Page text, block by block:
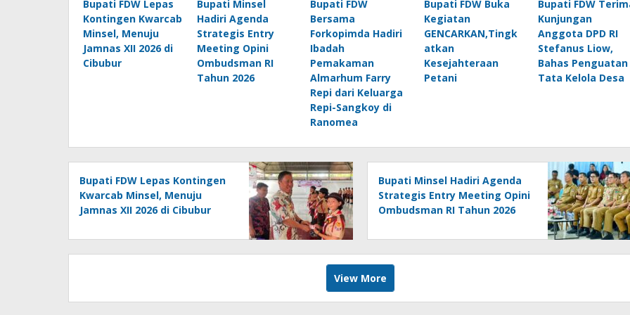
Bupati FDW Lepas
Kontingen Kwarcab
Minsel, Menuju
Jamnas XII 2026 di
Cibubur
Bupati Minsel
Hadiri Agenda
Strategis Entry
Meeting Opini
Ombudsman RI
Tahun 2026
Bupati FDW
Bersama
Forkopimda Hadiri
Ibadah
Pemakaman
Almarhum Farry
Repi dari Keluarga
Repi-Sangkoy di
Ranomea
Bupati FDW Buka
Kegiatan
GENCARKAN,Tingk
atkan
Kesejahteraan
Petani
Bupati FDW
Kunjungan
Anggota DPD RI
Stefanus Liow,
Bahas Penguatan
Tata Kelola Desa
Bupati FDW Lepas Kontingen
Kwarcab Minsel, Menuju
Jamnas XII 2026 di Cibubur
Bupati Minsel Hadiri Agenda
Strategis Entry Meeting Opini
Ombudsman RI Tahun 2026
View More